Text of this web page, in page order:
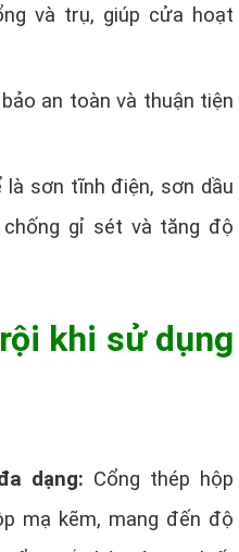
và trụ, giúp cửa hoạt
an toàn và thuận tiện
là sơn tĩnh điện, sơn dầu
gỉ sét và tăng độ
khi sử dụng
dạng: Cổng thép hộp
mạ kẽm, mang đến độ